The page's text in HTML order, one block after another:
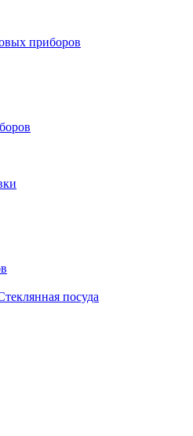
приборов
посуда